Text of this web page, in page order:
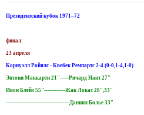
Президентский кубок 1971–72
финал:
23 апреля
Корнуэлл Ройялс - Квебек Ремпартс 2-4 (0-0,1-4,1-0)
Энтони Маккарти 21"-----Ричард Нант 27"
Ивон Блейз 55"------------Жак Локас 28",33"
------------------------------------Даниил Болье 33"